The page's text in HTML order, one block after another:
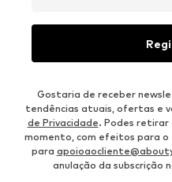
Gostaria de receber
tendências atuais, ofertas e
de Privacidade. Podes retirar
momento, com efeitos para o
para
anulação da subscrição